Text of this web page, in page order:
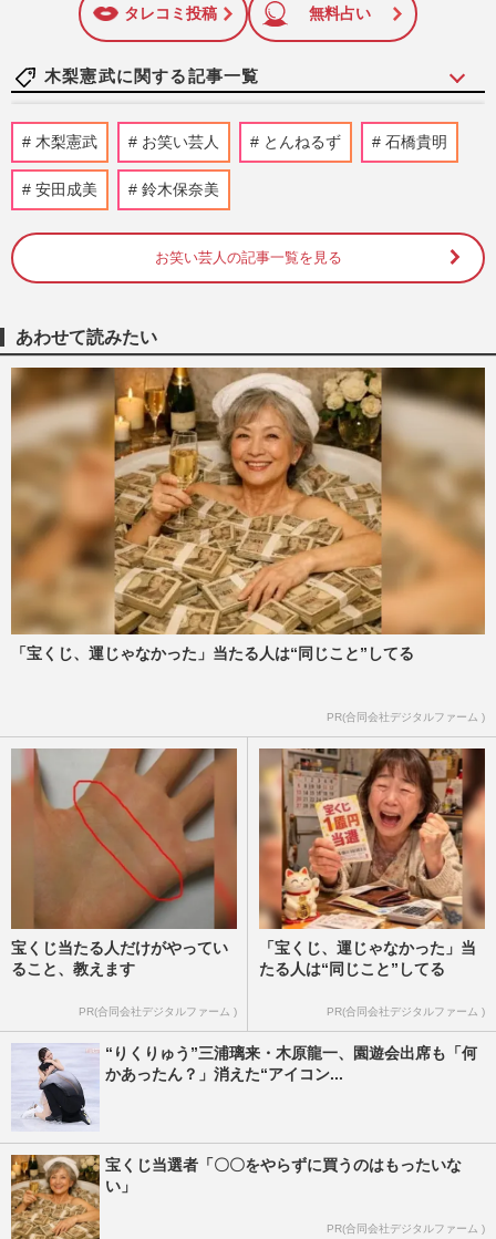
タレコミ投稿 無料占い
木梨憲武に関する記事一覧
サッカー芸人・土田晃之がTikTokライブ配
信番組『トークゴラッソ!』をXで告知
も、“カンペ丸読み”にワール…
週刊女性PRIME
《男性芸人「演技派だと思う」ランキン
グ》2位の原田泰造は「もう芸人ではなく
週刊女性2025年11月4日号
とんねるず・石橋貴明『スポーツ王は俺
だ!!』の代わりはいない、唯一無二の評価
も名物コンテンツがまたひと…
週刊女性PRIME 2025/4/23
とんねるず・木梨憲武がNHK紅白に出場
濃厚も、相方は石橋貴明ではない、初出場
の新浜レオンとコラボステー…
週刊女性2024年12月17日号
とんねるずの日本武道館ライブに参戦、フ
木梨憲武 お笑い芸人 とんねるず 石橋貴明
安田成美 鈴木保奈美
お笑い芸人の記事一覧を見る
あわせて読みたい
「宝くじ、運じゃなかった」当たる人は“同じこと”してる
PR(合同会社デジタルファーム )
宝くじ当たる人だけがやってい
ること、教えます
PR(合同会社デジタルファーム )
「宝くじ、運じゃなかった」当
たる人は“同じこと”してる
PR(合同会社デジタルファーム )
“りくりゅう”三浦璃来・木原龍一、園遊会出席も「何
かあったん？」消えた“アイコン...
宝くじ当選者「〇〇をやらずに買うのはもったいな
い」
PR(合同会社デジタルファーム )